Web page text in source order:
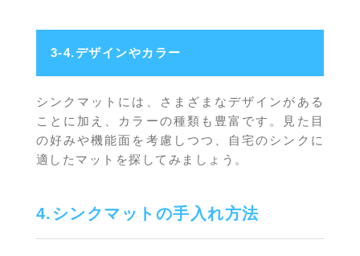
3-4.デザインやカラー
シンクマットには、さまざまなデザインがある
ことに加え、カラーの種類も豊富です。見た目
の好みや機能面を考慮しつつ、自宅のシンクに
適したマットを探してみましょう。
4.シンクマットの手入れ方法